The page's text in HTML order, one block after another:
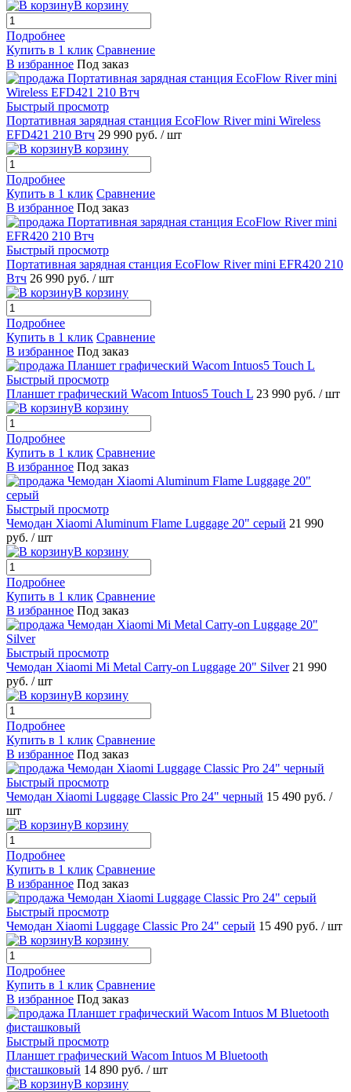
В корзину
Подробнее
Купить в 1 клик Сравнение
В избранное Под заказ
Быстрый просмотр
Портативная зарядная станция EcoFlow River mini Wireless
EFD421 210 Втч 29 990 руб. / шт
В корзину
Подробнее
Купить в 1 клик Сравнение
В избранное Под заказ
Быстрый просмотр
Портативная зарядная станция EcoFlow River mini EFR420 210
Втч 26 990 руб. / шт
В корзину
Подробнее
Купить в 1 клик Сравнение
В избранное Под заказ
Быстрый просмотр
Планшет графический Wacom Intuos5 Touch L 23 990 руб. / шт
В корзину
Подробнее
Купить в 1 клик Сравнение
В избранное Под заказ
Быстрый просмотр
Чемодан Xiaomi Aluminum Flame Luggage 20" серый 21 990
руб. / шт
В корзину
Подробнее
Купить в 1 клик Сравнение
В избранное Под заказ
Быстрый просмотр
Чемодан Xiaomi Mi Metal Carry-on Luggage 20" Silver 21 990
руб. / шт
В корзину
Подробнее
Купить в 1 клик Сравнение
В избранное Под заказ
Быстрый просмотр
Чемодан Xiaomi Luggage Classic Pro 24" черный 15 490 руб. /
шт
В корзину
Подробнее
Купить в 1 клик Сравнение
В избранное Под заказ
Быстрый просмотр
Чемодан Xiaomi Luggage Classic Pro 24" серый 15 490 руб. / шт
В корзину
Подробнее
Купить в 1 клик Сравнение
В избранное Под заказ
Быстрый просмотр
Планшет графический Wacom Intuos M Bluetooth
фисташковый 14 890 руб. / шт
В корзину